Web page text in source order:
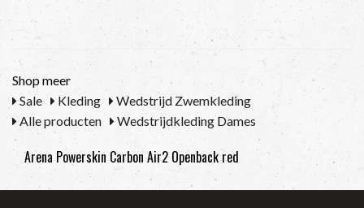
Shop meer
Sale
Kleding
Wedstrijd Zwemkleding
Alle producten
Wedstrijdkleding Dames
Arena Powerskin Carbon Air2 Openback red